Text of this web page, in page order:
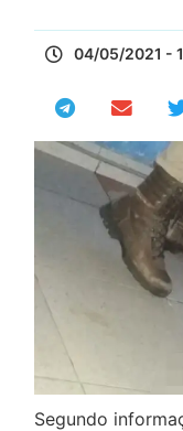
04/05/2021 -
Segundo